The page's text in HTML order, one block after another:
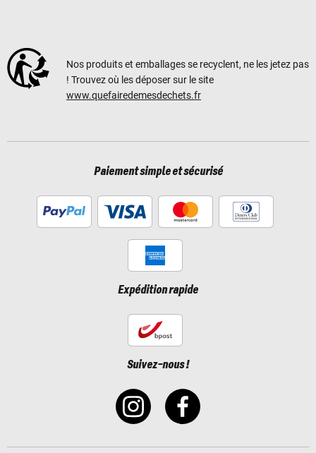
Nos produits et emballages se recyclent, ne les jetez pas
! Trouvez où les déposer sur le site
www.quefairedemesdechets.fr
Paiement simple et sécurisé
Expédition rapide
Suivez-nous !